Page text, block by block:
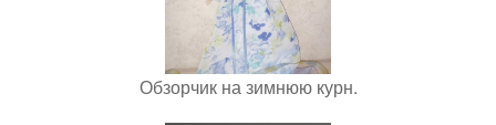
Обзорчик на зимнюю курн.